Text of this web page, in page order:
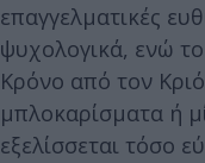
επαγγελματικές
ψυχολογικά, ενώ
Κρόνο από τον
μπλοκαρίσματα ή
εξελίσσεται τόσο